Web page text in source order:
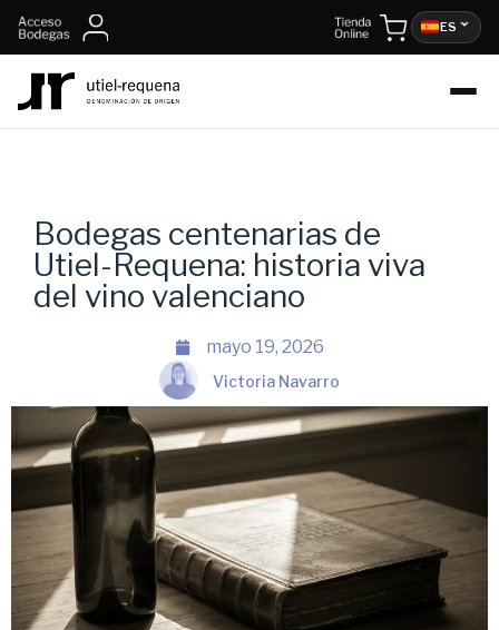
ES
Bodegas centenarias de
Utiel-Requena: historia viva
del vino valenciano
mayo 19, 2026
Victoria Navarro